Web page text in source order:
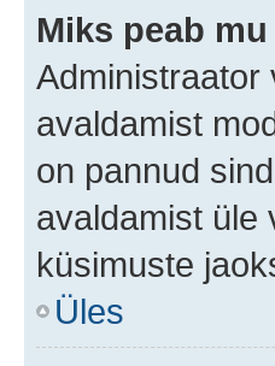
Miks peab
Administraator
avaldamist
on pannud
avaldamist üle
küsimuste
Üles